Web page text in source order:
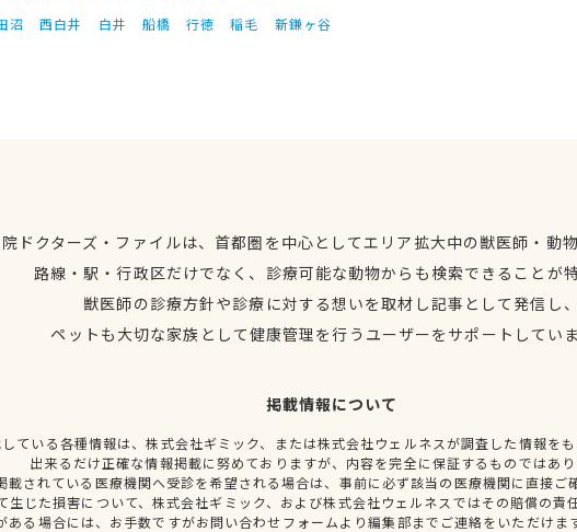
沼 西白井 白井 船橋 行徳 稲毛 新鎌ヶ谷
ドクターズ・ファイルは、首都圏を中心としてエリア拡大中の獣医師・動
路線・駅・行政区だけでなく、診療可能な動物からも検索できることが
獣医師の診療方針や診療に対する想いを取材し記事として発信し
ペットも大切な家族として健康管理を行うユーザーをサポートしてい
掲載情報について
ている各種情報は、株式会社ギミック、または株式会社ウェルネスが調査した情報を
出来るだけ正確な情報掲載に努めておりますが、内容を完全に保証するものではあ
載されている医療機関へ受診を希望される場合は、事前に必ず該当の医療機関に直接ご
生じた損害について、株式会社ギミック、および株式会社ウェルネスではその賠償の責
ある場合には、お手数ですがお問い合わせフォームより編集部までご連絡をいただけま